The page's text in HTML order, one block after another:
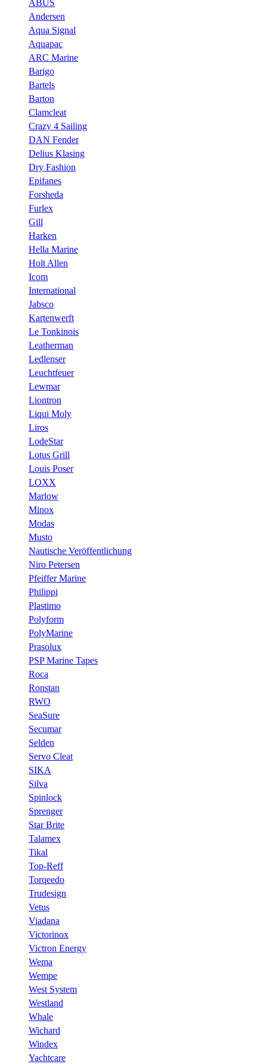
ABUS
Andersen
Aqua Signal
Aquapac
ARC Marine
Barigo
Bartels
Barton
Clamcleat
Crazy 4 Sailing
DAN Fender
Delius Klasing
Dry Fashion
Epifanes
Forsheda
Furlex
Gill
Harken
Hella Marine
Holt Allen
Icom
International
Jabsco
Kartenwerft
Le Tonkinois
Leatherman
Ledlenser
Leuchtfeuer
Lewmar
Liontron
Liqui Moly
Liros
LodeStar
Lotus Grill
Louis Poser
LOXX
Marlow
Minox
Modas
Musto
Nautische Veröffentlichung
Niro Petersen
Pfeiffer Marine
Philippi
Plastimo
Polyform
PolyMarine
Prasolux
PSP Marine Tapes
Roca
Ronstan
RWO
SeaSure
Secumar
Selden
Servo Cleat
SIKA
Silva
Spinlock
Sprenger
Star Brite
Talamex
Tikal
Top-Reff
Torqeedo
Trudesign
Vetus
Viadana
Victorinox
Victron Energy
Wema
Wempe
West System
Westland
Whale
Wichard
Windex
Yachtcare